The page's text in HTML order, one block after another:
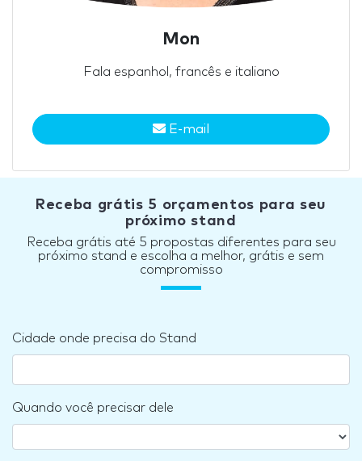
Mon
Fala espanhol, francês e italiano
E-mail
Receba grátis 5 orçamentos para seu
próximo stand
Receba grátis até 5 propostas diferentes para seu
próximo stand e escolha a melhor, grátis e sem
compromisso
Cidade onde precisa do Stand
Quando você precisar dele